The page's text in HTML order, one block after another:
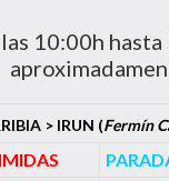
10:00h
> IRUN (Fermín